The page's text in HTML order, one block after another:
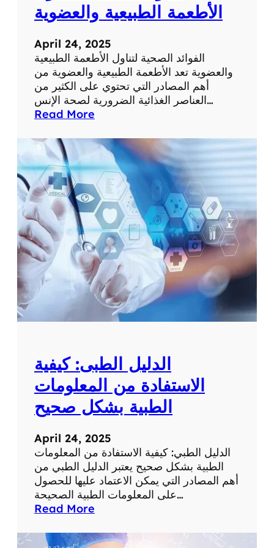
ا
ت
خ
د
ا
م
ا
ل
ل
أ
ع
ش
ا
ب
ا
ل
ط
ب
ي
الأطعمة الطبيعية والعضوية
April 24, 2025
الفوائد الصحية لتناول الأطعمة الطبيعية
والعضوية تعد الأطعمة الطبيعية والعضوية من
أهم المصادر التي تحتوي على الكثير من
العناصر الغذائية الضرورية لصحة الإنس…
Read More
ل
و
ا
ئ
د
ا
ل
ص
ح
ي
ة
ت
و
ل
ا
ل
ط
ع
م
ة
ا
ب
الدليل الطبى: كيفية
الاستفادة من المعلومات
الطبية بشكل صحيح
April 24, 2025
الدليل الطبي: كيفية الاستفادة من المعلومات
الطبية بشكل صحيح يعتبر الدليل الطبي من
أهم المصادر التي يمكن الاعتماد عليها للحصول
على المعلومات الطبية الصحيحة…
Read More
ل